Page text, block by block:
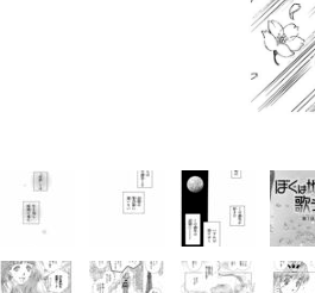
《VIVANT》頼れる相棒・ドラムが認めた